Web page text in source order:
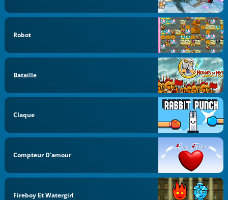
Robot
Bataille
Claque
Compteur D'amour
Fireboy Et Watergirl